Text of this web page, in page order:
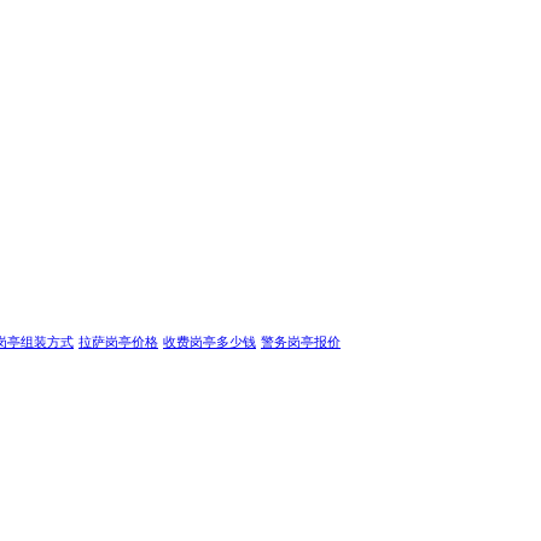
亭组装方式 拉萨岗亭价格 收费岗亭多少钱 警务岗亭报价